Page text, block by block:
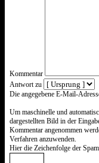
Kommentar
Antwort zu
Was
Zwei
plus
Sieben?
Die angegebene E-Mail-
Um maschinelle und
dargestellten Bild in der
Kommentar angenommen
Verfahren anzuwenden.
Hier die Zeichenfolge der